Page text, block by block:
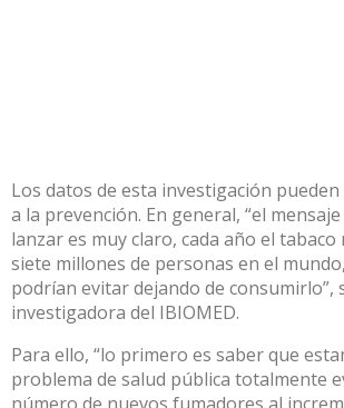
Los datos de esta investigación
a la prevención. En general, “el
lanzar es muy claro, cada año el tabaco
siete millones de personas en el
podrían evitar dejando de consumirlo”,
investigadora del IBIOMED.
Para ello, “lo primero es saber que
problema de salud pública totalmente